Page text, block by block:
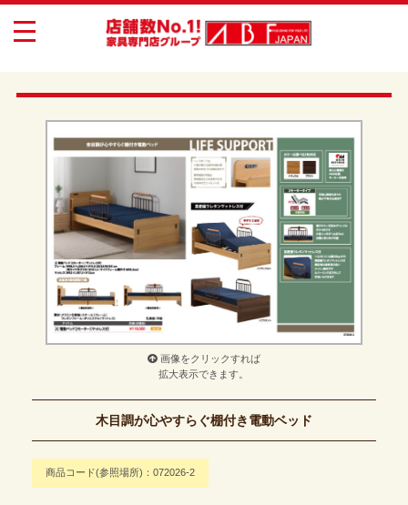
toggle
navigation
画像をクリックすれば
拡大表示できます。
木目調が心やすらぐ棚付き電動ベッド
商品コード(参照場所)：072026-2